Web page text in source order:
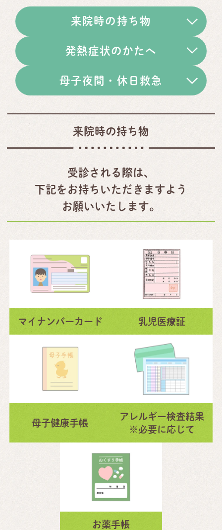
来院時の持ち物
発熱症状のかたへ
母子夜間・休日救急
来院時の持ち物
受診される際は、
下記をお持ちいただきますよう
お願いいたします。
マイナンバーカード 乳児医療証
母子健康手帳
アレルギー検査結果
※必要に応じて
お薬手帳